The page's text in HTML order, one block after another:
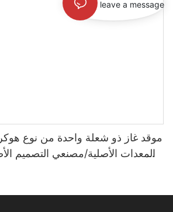
موقد غاز ذو شعلة واحدة من نوع
المعدات الأصلية/مصنعي التصميم
leave a message